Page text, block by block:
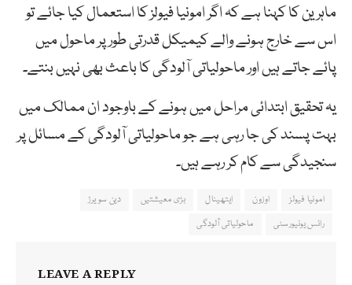
ماہرین کا کہنا ہے کہ اگر امونیا فیولز کا استعمال کیا جائے تو
اس سے خارج ہونے والے کیمیکل قدرتی طور پر ماحول میں
پائے جاتے ہیں اور ماحولیاتی آلودگی کا باعث بھی نہیں بنتے۔
یہ تحقیق ابتدائی مراحل میں ہونے کے باوجود ان ممالک میں
بہت پسند کی جا رہی ہے جو ماحولیاتی آلودگی کے مسائل پر
سنجیدگی سے کام کر رہے ہیں۔
امونیا فیولز اوزون ایتھینال بڑی معیشتیں
دین سویرڑ
رائس یونیورسٹی
ماحولیاتی آلودگی
LEAVE A REPLY